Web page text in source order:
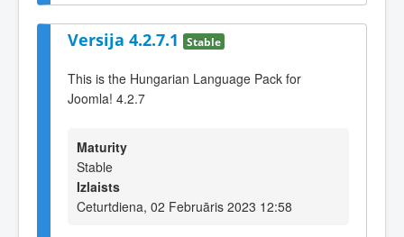
Versija 4.2.7.1 Stable
This is the Hungarian Language Pack for
Joomla! 4.2.7
Maturity
Stable
Izlaists
Ceturtdiena, 02 Februāris 2023 12:58